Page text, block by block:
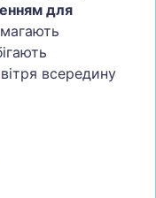
для
всередину